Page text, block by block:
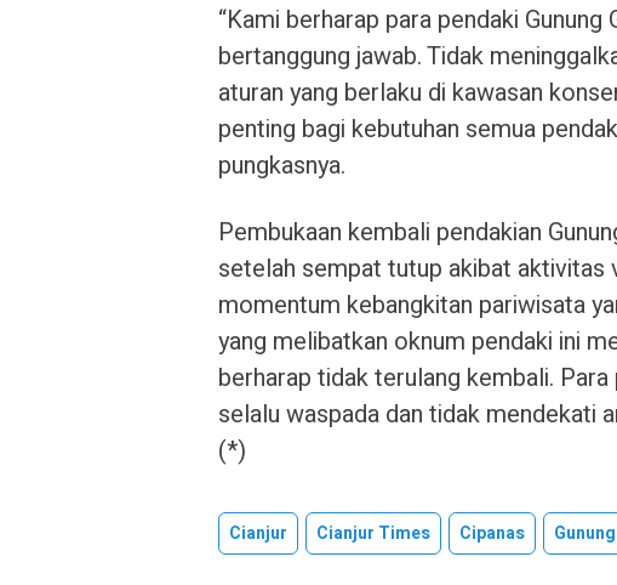
“Kami berharap para pendaki
bertanggung jawab. Tidak
aturan yang berlaku di kawasan
penting bagi kebutuhan semua
pungkasnya.
Pembukaan kembali pendakian
setelah sempat tutup akibat aktivitas
momentum kebangkitan pariwisata
yang melibatkan oknum pendaki ini
berharap tidak terulang kembali.
selalu waspada dan tidak mendekati
(*)
Cianjur Cianjur Times Cipanas